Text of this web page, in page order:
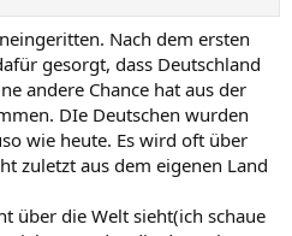
Nach dem ersten
gesorgt, dass Deutschland
andere Chance hat aus der
DIe Deutschen wurden
wie heute. Es wird oft über
zuletzt aus dem eigenen Land
über die Welt sieht(ich schaue